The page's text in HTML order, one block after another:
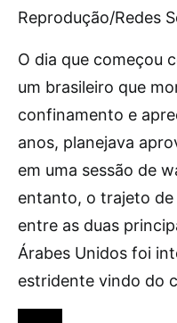
Reprodução/Redes
O dia que começou
um brasileiro que
confinamento e
anos, planejava
em uma sessão de
entanto, o trajeto de
entre as duas
Árabes Unidos foi
estridente vindo do